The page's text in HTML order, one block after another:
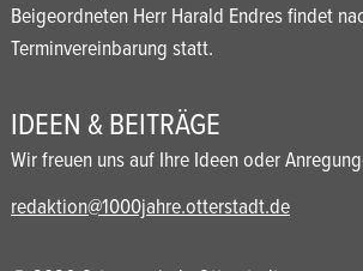
Beigeordneten Herr Harald Endres findet
Terminvereinbarung statt.
IDEEN & BEITRÄGE
Wir freuen uns auf Ihre Ideen oder
redaktion@1000jahre.otterstadt.de